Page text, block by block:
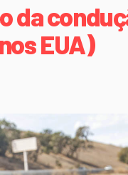
da
EUA)